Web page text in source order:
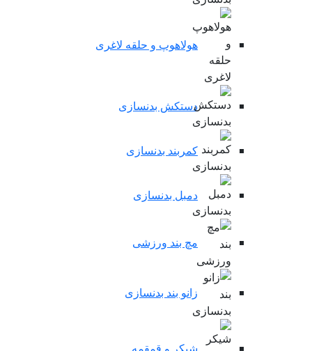
هولاهوپ و حلقه لاغری
دستکش بدنسازی
کمربند بدنسازی
دمبل بدنسازی
مچ بند ورزشی
زانو بند بدنسازی